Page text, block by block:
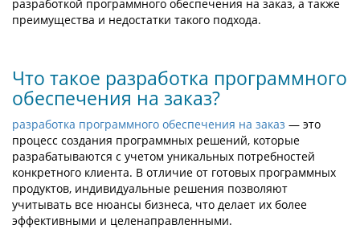
разработкой программного обеспечения на заказ, а также
преимущества и недостатки такого подхода.
Что такое разработка программного
обеспечения на заказ?
разработка программного обеспечения на заказ — это
процесс создания программных решений, которые
разрабатываются с учетом уникальных потребностей
конкретного клиента. В отличие от готовых программных
продуктов, индивидуальные решения позволяют
учитывать все нюансы бизнеса, что делает их более
эффективными и целенаправленными.